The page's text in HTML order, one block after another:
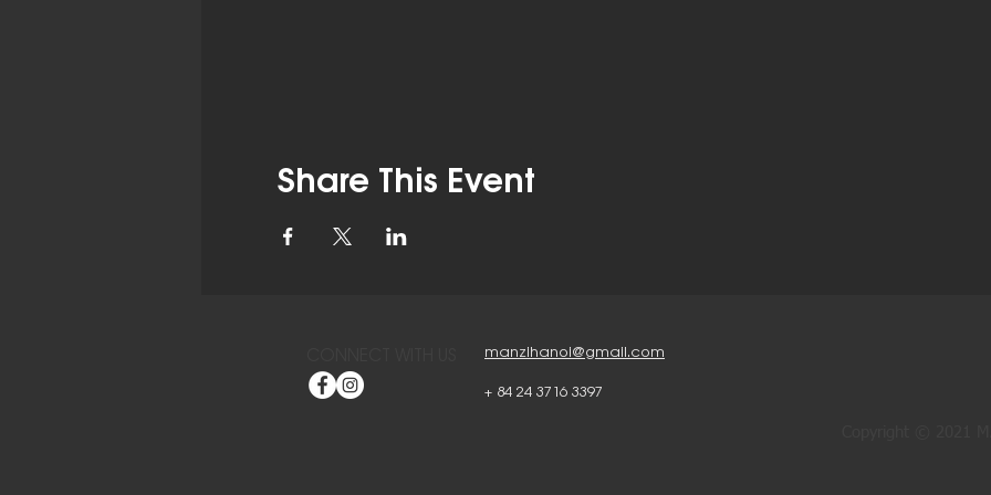
Share This Event
manzihanoi@gmail.com
+ 84 24 3716 3397